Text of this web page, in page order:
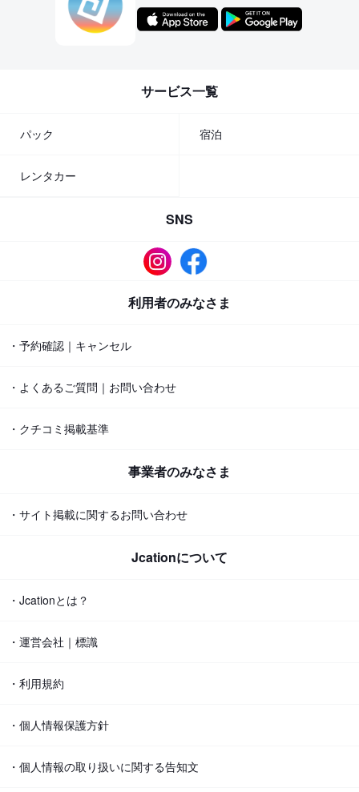
サービス一覧
パック 宿泊
レンタカー
SNS
利用者のみなさま
・予約確認｜キャンセル
・よくあるご質問｜お問い合わせ
・クチコミ掲載基準
事業者のみなさま
・サイト掲載に関するお問い合わせ
Jcationについて
・Jcationとは？
・運営会社｜標識
・利用規約
・個人情報保護方針
・個人情報の取り扱いに関する告知文